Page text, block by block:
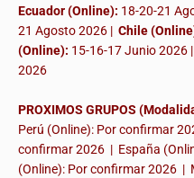
Ecuador (Online): 18-20-21
21 Agosto 2026 | Chile
(Online): 15-16-17 Junio 2026 |
2026
PROXIMOS GRUPOS
Perú (Online): Por confirmar
confirmar 2026 | España
(Online): Por confirmar 2026 |